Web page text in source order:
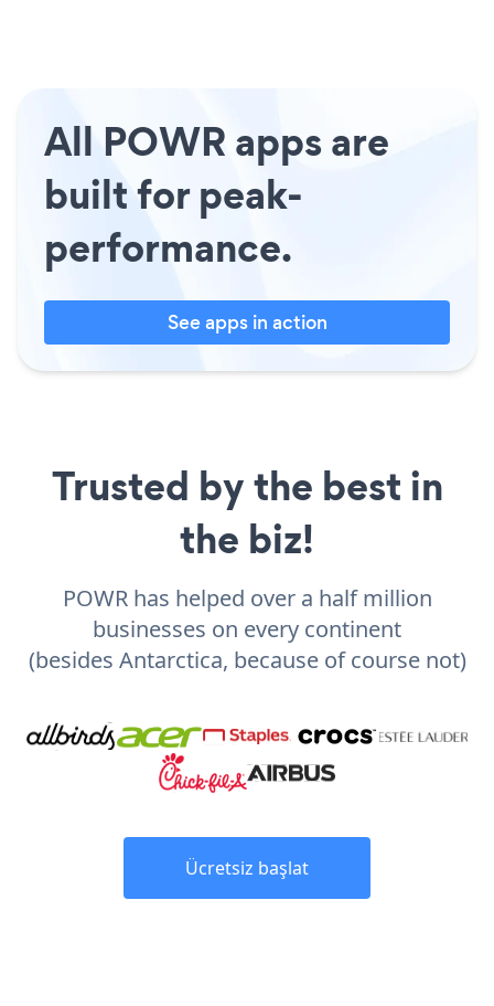
All POWR apps are
built for peak-
performance.
See apps in action
Trusted by the best in
the biz!
POWR has helped over a half million
businesses on every continent
(besides Antarctica, because of course not)
Ücretsiz başlat